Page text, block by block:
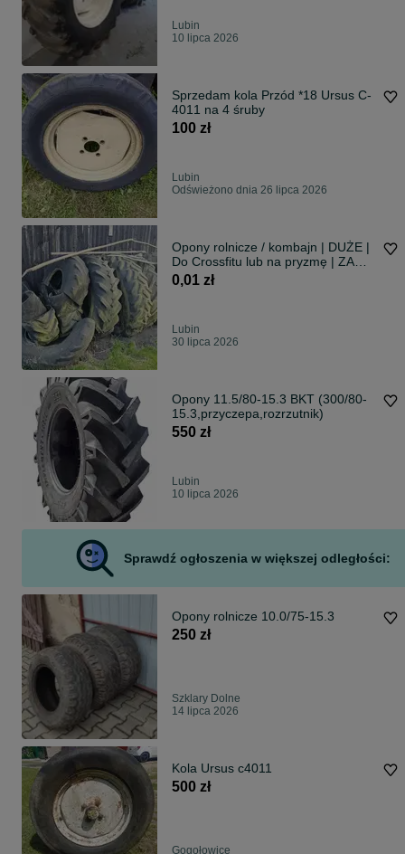
Lubin
10 lipca 2026
Sprzedam kola Przód *18 Ursus C-
4011 na 4 śruby
100 zł
Lubin
Odświeżono dnia 26 lipca 2026
Opony rolnicze / kombajn | DUŻE |
Do Crossfitu lub na pryzmę | ZA
DARMO
0,01 zł
Lubin
30 lipca 2026
Opony 11.5/80-15.3 BKT (300/80-
15.3,przyczepa,rozrzutnik)
550 zł
Lubin
10 lipca 2026
Sprawdź ogłoszenia w większej odległości:
Opony rolnicze 10.0/75-15.3
250 zł
Szklary Dolne
14 lipca 2026
Kola Ursus c4011
500 zł
Gogołowice